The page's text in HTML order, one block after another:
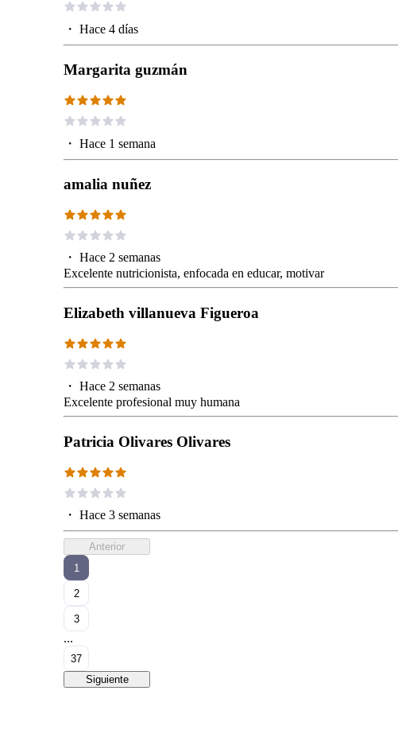
・ Hace 4 días
Margarita guzmán
・ Hace 1 semana
amalia nuñez
・ Hace 2 semanas
Excelente nutricionista, enfocada en educar, motivar
Elizabeth villanueva Figueroa
・ Hace 2 semanas
Excelente profesional muy humana
Patricia Olivares Olivares
・ Hace 3 semanas
Anterior
1
2
3
...
37
Siguiente